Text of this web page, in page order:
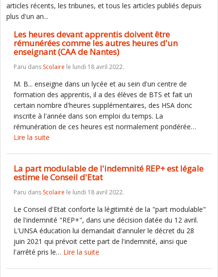
articles récents, les tribunes, et tous les articles publiés depuis
plus d'un an...
Les heures devant apprentis doivent être
rémunérées comme les autres heures d'un
enseignant (CAA de Nantes)
Paru dans Scolaire le lundi 18 avril 2022.
M. B... enseigne dans un lycée et au sein d'un centre de
formation des apprentis, il a des élèves de BTS et fait un
certain nombre d'heures supplémentaires, des HSA donc
inscrite à l'année dans son emploi du temps. La
rémunération de ces heures est normalement pondérée…
Lire la suite
La part modulable de l'indemnité REP+ est légale
estime le Conseil d'Etat
Paru dans Scolaire le lundi 18 avril 2022.
Le Conseil d'Etat conforte la légitimité de la "part modulable"
de l'indemnité "REP+", dans une décision datée du 12 avril.
L'UNSA éducation lui demandait d'annuler le décret du 28
juin 2021 qui prévoit cette part de l'indemnité, ainsi que
l'arrêté pris le… Lire la suite